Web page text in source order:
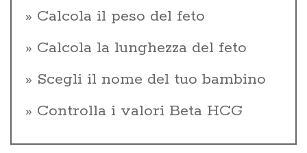
Calcola il peso del feto
Calcola la lunghezza del feto
Scegli il nome del tuo bambino
Controlla i valori Beta HCG